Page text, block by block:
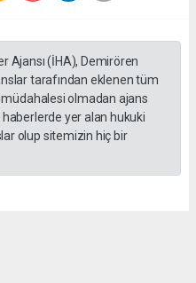
Ajansı (İHA), Demirören
tarafından eklenen tüm
olmadan ajans
yer alan hukuki
olup sitemizin hiç bir